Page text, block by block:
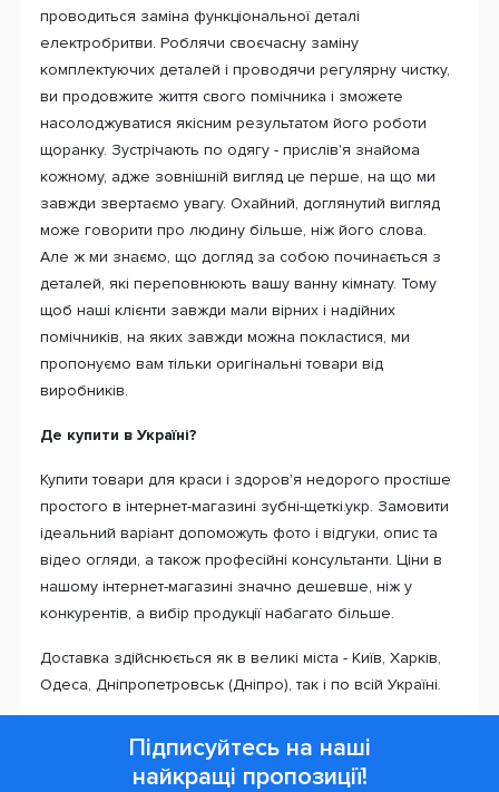
проводиться заміна функціональної деталі
електробритви. Роблячи своєчасну заміну
комплектуючих деталей і проводячи регулярну чистку,
ви продовжите життя свого помічника і зможете
насолоджуватися якісним результатом його роботи
щоранку. Зустрічають по одягу - прислів'я знайома
кожному, адже зовнішній вигляд це перше, на що ми
завжди звертаємо увагу. Охайний, доглянутий вигляд
може говорити про людину більше, ніж його слова.
Але ж ми знаємо, що догляд за собою починається з
деталей, які переповнюють вашу ванну кімнату. Тому
щоб наші клієнти завжди мали вірних і надійних
помічників, на яких завжди можна покластися, ми
пропонуємо вам тільки оригінальні товари від
виробників.
Де купити в Україні?
Купити товари для краси і здоров'я недорого простіше
простого в інтернет-магазині зубні-щеткі.укр. Замовити
ідеальний варіант допоможуть фото і відгуки, опис та
відео огляди, а також професійні консультанти. Ціни в
нашому інтернет-магазині значно дешевше, ніж у
конкурентів, а вибір продукції набагато більше.
Доставка здійснюється як в великі міста - Київ, Харків,
Одеса, Дніпропетровськ (Дніпро), так і по всій Україні.
Підписуйтесь на наші
найкращі пропозиції!